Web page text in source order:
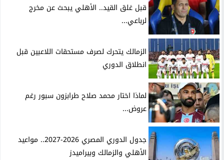
قبل غلق القيد.. الأهلي يبحث عن مخرج
لرباعي...
الزمالك يتحرك لصرف مستحقات اللاعبين قبل
انطلاق الدوري
لماذا اختار محمد صلاح طرابزون سبور رغم
عروض...
جدول الدوري المصري 2026-2027.. مواعيد
الأهلي والزمالك وبيراميدز